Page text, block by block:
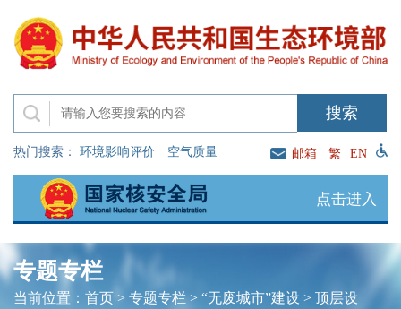
热门搜索： 环境影响评价 空气质量 邮箱 繁 EN
点击进入
专题专栏
当前位置： 首页> 专题专栏> “无废城市”建设 > 顶层设